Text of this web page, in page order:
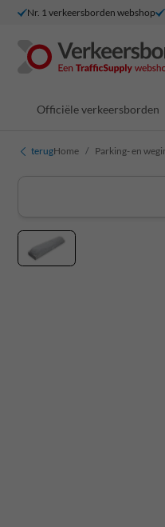
Nr. 1 verkeersborden webshop
Officiële verkeersborden
terugHome Parking- en